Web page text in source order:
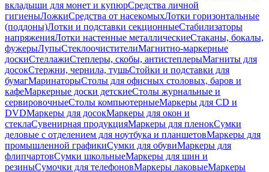
вкладыши для монет и купюрСредства личной
гигиеныЛожкиСредства от насекомыхЛотки горизонтальные
(поддоны)Лотки и подставки секционныеСтабилизаторы
напряженияЛотки настенные металлическиеСтаканы, бокалы,
фужерыЛупыСтеклоочистителиМагнитно-маркерные
доскиСтеллажиСтеплеры, скобы, антистеплерыМагниты для
досокСтержни, чернила, тушьСтойки и подставки для
бумагМаринаторыСтолы для офисных столовых, баров и
кафеМаркерные доски детскиеСтолы журнальные и
сервировочныеСтолы компьютерныеМаркеры для CD и
DVDМаркеры для досокМаркеры для окон и
стеклаСувенирная продукцияМаркеры для пленокСумки
деловые с отделением для ноутбука и планшетовМаркеры для
промышленной графикиСумки для обувиМаркеры для
флипчартовСумки школьныеМаркеры для шин и
резиныСумочки для телефоновМаркеры лаковыеМаркеры